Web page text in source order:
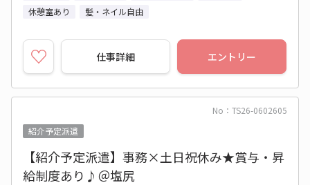
休憩室あり
髪・ネイル自由
仕事詳細 エントリー
No：TS26-0602605
紹介予定派遣
【紹介予定派遣】事務×土日祝休み★賞与・昇
給制度あり♪＠塩尻